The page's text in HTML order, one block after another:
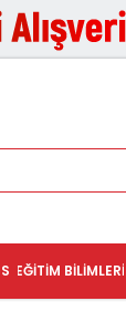
EĞITIM BILIMLERI